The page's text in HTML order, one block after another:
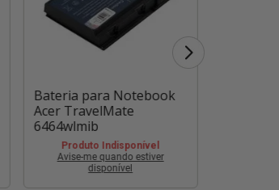
Bateria para Notebook
Acer TravelMate
6464wlmib
Produto Indisponível
Avise-me quando estiver
disponível